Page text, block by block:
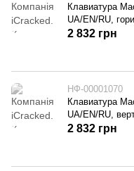
Клавиатура
UA/EN/RU,
2 832 грн
НФ-00001070
Клавиатура
UA/EN/RU,
2 832 грн